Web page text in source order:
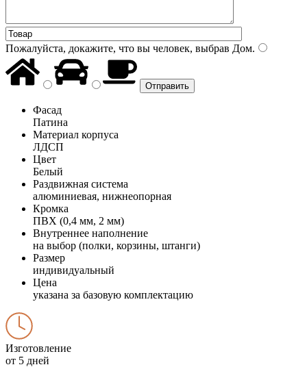
Пожалуйста, докажите, что вы человек, выбрав Дом.
Фасад
Патина
Материал корпуса
ЛДСП
Цвет
Белый
Раздвижная система
алюминиевая, нижнеопорная
Кромка
ПВХ (0,4 мм, 2 мм)
Внутреннее наполнение
на выбор (полки, корзины, штанги)
Размер
индивидуальный
Цена
указана за базовую комплектацию
Изготовление
от 5 дней